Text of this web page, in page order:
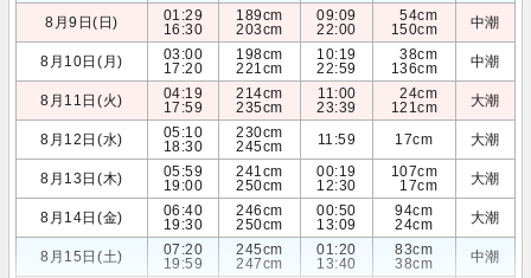
8月9日(日)
01:29
16:30
189cm
203cm
09:09
22:00
54cm
150cm
中潮
8月10日(月)
03:00
17:20
198cm
221cm
10:19
22:59
38cm
136cm
中潮
8月11日(火)
04:19
17:59
214cm
235cm
11:00
23:39
24cm
121cm
大潮
8月12日(水)
05:10
18:30
230cm
245cm
11:59 17cm 大潮
8月13日(木)
05:59
19:00
241cm
250cm
00:19
12:30
107cm
17cm
大潮
8月14日(金)
06:40
19:30
246cm
250cm
00:50
13:09
94cm
24cm
大潮
8月15日(土)
07:20
19:59
245cm
247cm
01:20
13:40
83cm
38cm
中潮